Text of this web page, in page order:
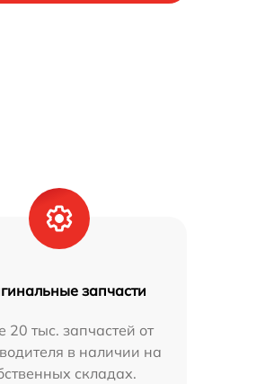
запчасти
20 тыс. запчастей от
в наличии на
складах.